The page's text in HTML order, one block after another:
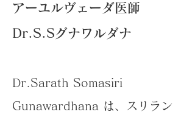
アーユルヴェーダ医師
Dr.S.Sグナワルダナ
Dr.Sarath Somasiri
Gunawardhana は、スリラン